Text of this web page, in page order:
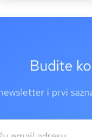
Budite
i prvi